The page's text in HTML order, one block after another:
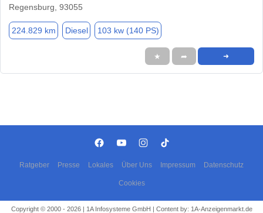
Regensburg, 93055
224.829 km Diesel 103 kw (140 PS)
★ ➦ ➜
Ratgeber Presse Lokales Über Uns Impressum Datenschutz
Cookies
Copyright © 2000 - 2026 | 1A Infosysteme GmbH | Content by: 1A-Anzeigenmarkt.de